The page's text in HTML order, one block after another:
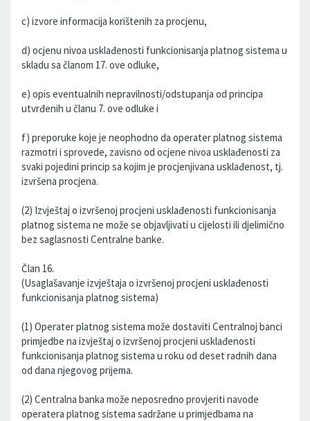
c) izvore informacija korištenih za procjenu,
d) ocjenu nivoa usklađenosti funkcionisanja platnog sistema u
skladu sa članom 17. ove odluke,
e) opis eventualnih nepravilnosti/odstupanja od principa
utvrđenih u članu 7. ove odluke i
f) preporuke koje je neophodno da operater platnog sistema
razmotri i sprovede, zavisno od ocjene nivoa usklađenosti za
svaki pojedini princip sa kojim je procjenjivana usklađenost, tj.
izvršena procjena.
(2) Izvještaj o izvršenoj procjeni usklađenosti funkcionisanja
platnog sistema ne može se objavljivati u cijelosti ili djelimično
bez saglasnosti Centralne banke.
Član 16.
(Usaglašavanje izvještaja o izvršenoj procjeni usklađenosti
funkcionisanja platnog sistema)
(1) Operater platnog sistema može dostaviti Centralnoj banci
primjedbe na izvještaj o izvršenoj procjeni usklađenosti
funkcionisanja platnog sistema u roku od deset radnih dana
od dana njegovog prijema.
(2) Centralna banka može neposredno provjeriti navode
operatera platnog sistema sadržane u primjedbama na